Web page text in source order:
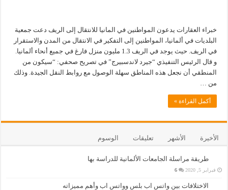
خبراء العقارات يدعون المواطنين في المانيا للانتقال إلى الريف دعت جمعية
البلديات في ألمانيا، المواطنين إلى التفكير في الانتقال من المدن والاستقرار
في الريف. حيث يوجد في الريف 1.3 مليون منزل فارغ في جميع أنحاء ألمانيا.
و قال الرئيس التنفيذي “جيرد لاندسبيرج” في تصريح صحفي: “سيكون من
المنطقي أن نجعل هذه المناطق سهلة الوصول مع روابط النقل الجيدة. وذلك
من …
أكمل القراءة »
الأخيرة الأشهر تعليقات الوسوم
طريقة مراسلة الجامعات الألمانية للدراسة بها
فبراير 5, 2020 6
الاختلافات بين واتس اب بلس وواتس اب وأهم مميزاته